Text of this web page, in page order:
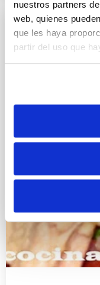
nuestros partners
web, quienes
que les haya
partir del uso que